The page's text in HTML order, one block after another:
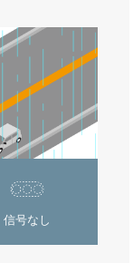
信号なし